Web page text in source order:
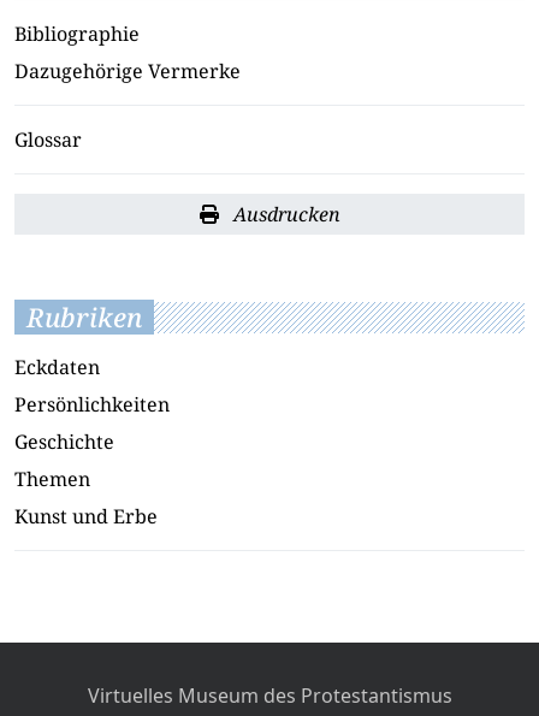
Bibliographie
Dazugehörige Vermerke
Glossar
Ausdrucken
Rubriken
Eckdaten
Persönlichkeiten
Geschichte
Themen
Kunst und Erbe
Virtuelles Museum des Protestantismus